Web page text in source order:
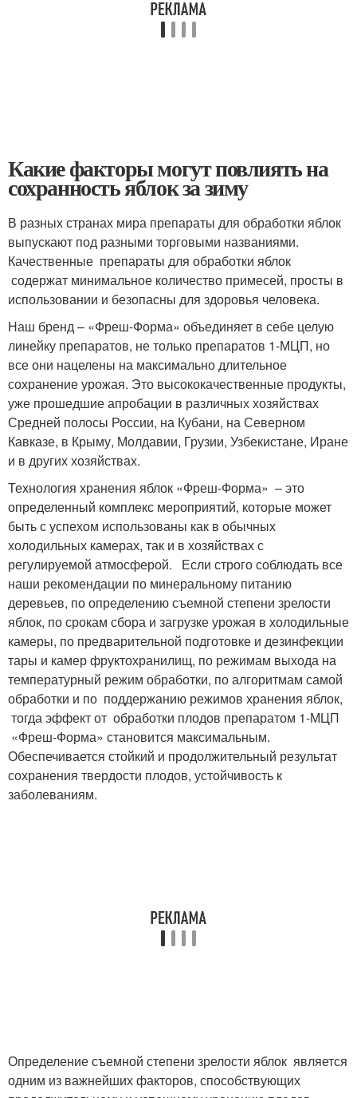
Какие факторы могут повлиять на
сохранность яблок за зиму
В разных странах мира препараты для обработки яблок
выпускают под разными торговыми названиями.
Качественные препараты для обработки яблок
содержат минимальное количество примесей, просты в
использовании и безопасны для здоровья человека.
Наш бренд – «Фреш-Форма» объединяет в себе целую
линейку препаратов, не только препаратов 1-МЦП, но
все они нацелены на максимально длительное
сохранение урожая. Это высококачественные продукты,
уже прошедшие апробации в различных хозяйствах
Средней полосы России, на Кубани, на Северном
Кавказе, в Крыму, Молдавии, Грузии, Узбекистане, Иране
и в других хозяйствах.
Технология хранения яблок «Фреш-Форма» – это
определенный комплекс мероприятий, которые может
быть с успехом использованы как в обычных
холодильных камерах, так и в хозяйствах с
регулируемой атмосферой. Если строго соблюдать все
наши рекомендации по минеральному питанию
деревьев, по определению съемной степени зрелости
яблок, по срокам сбора и загрузке урожая в холодильные
камеры, по предварительной подготовке и дезинфекции
тары и камер фруктохранилищ, по режимам выхода на
температурный режим обработки, по алгоритмам самой
обработки и по поддержанию режимов хранения яблок,
тогда эффект от обработки плодов препаратом 1-МЦП
«Фреш-Форма» становится максимальным.
Обеспечивается стойкий и продолжительный результат
сохранения твердости плодов, устойчивость к
заболеваниям.
Определение съемной степени зрелости яблок является
одним из важнейших факторов, способствующих